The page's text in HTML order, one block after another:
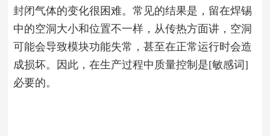
封闭气体的变化很困难。常见的结果是，留在焊锡
中的空洞大小和位置不一样，从传热方面讲，空洞
可能会导致模块功能失常，甚至在正常运行时会造
成损坏。因此，在生产过程中质量控制是[敏感词]
必要的。